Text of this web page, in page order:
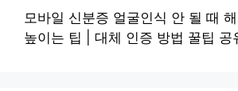
모바일 신분증 얼굴인식 안 될 때
높이는 팁 | 대체 인증 방법 꿀팁 공